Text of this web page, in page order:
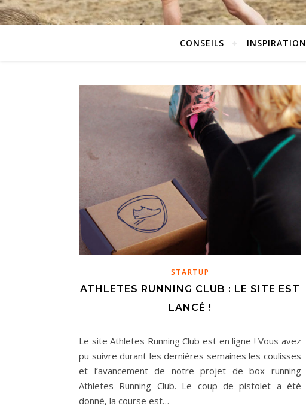
CONSEILS INSPIRATION
STARTUP
ATHLETES RUNNING CLUB : LE SITE EST
LANCÉ !
Le site Athletes Running Club est en ligne ! Vous avez
pu suivre durant les dernières semaines les coulisses
et l’avancement de notre projet de box running
Athletes Running Club. Le coup de pistolet a été
donné, la course est…